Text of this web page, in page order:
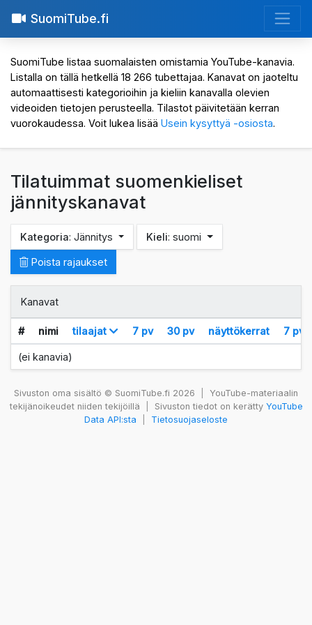
SuomiTube.fi
SuomiTube listaa suomalaisten omistamia YouTube-kanavia.
Listalla on tällä hetkellä 18 266 tubettajaa. Kanavat on jaoteltu
automaattisesti kategorioihin ja kieliin kanavalla olevien
videoiden tietojen perusteella. Tilastot päivitetään kerran
vuorokaudessa. Voit lukea lisää Usein kysyttyä -osiosta.
Tilatuimmat suomenkieliset
jännityskanavat
Kategoria: Jännitys Kieli: suomi
Poista rajaukset
Kanavat
# nimi tilaajat 7 pv 30 pv näyttökerrat 7 pv
(ei kanavia)
Sivuston oma sisältö © SuomiTube.fi 2026
YouTube-materiaalin
tekijänoikeudet niiden tekijöillä
Sivuston tiedot on kerätty YouTube
Data API:sta
Tietosuojaseloste